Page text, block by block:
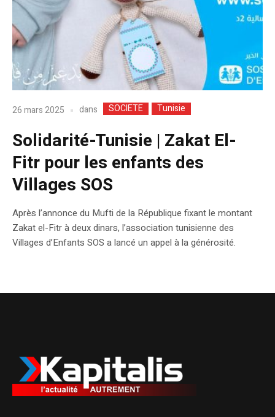
26 mars 2025 dans SOCIETE Tunisie
Solidarité-Tunisie | Zakat El-
Fitr pour les enfants des
Villages SOS
Après l’annonce du Mufti de la République fixant le montant
Zakat el-Fitr à deux dinars, l’association tunisienne des
Villages d’Enfants SOS a lancé un appel à la générosité.